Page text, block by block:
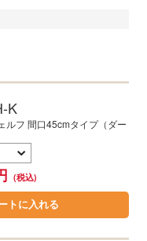
K
ルフ 間口45cmタイプ（ダー
トに入れる